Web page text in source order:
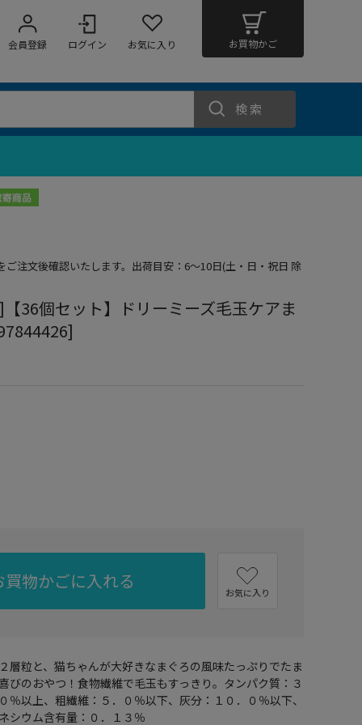
会員登録 ログイン お気に入り お買物かご
検索
注文後確認いたします。出荷目安：6～10日(土・日・祝日 除
36個セット】ドリーミーズ毛玉ケアま
買物かごに入れる お気に入り
層粒と、猫ちゃんが大好きなまぐろの風味たっぷりでたま
のおやつ！食物繊維で毛玉もすっきり。タンパク質：３
％以上、粗繊維：５．０％以下、灰分：１０．０％以下、
シウム含有量：０．１３％